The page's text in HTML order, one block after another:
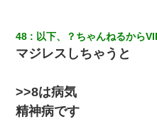
48 以下、？ちゃんねるから
マジレスしちゃうと
>>8は病気
精神病です